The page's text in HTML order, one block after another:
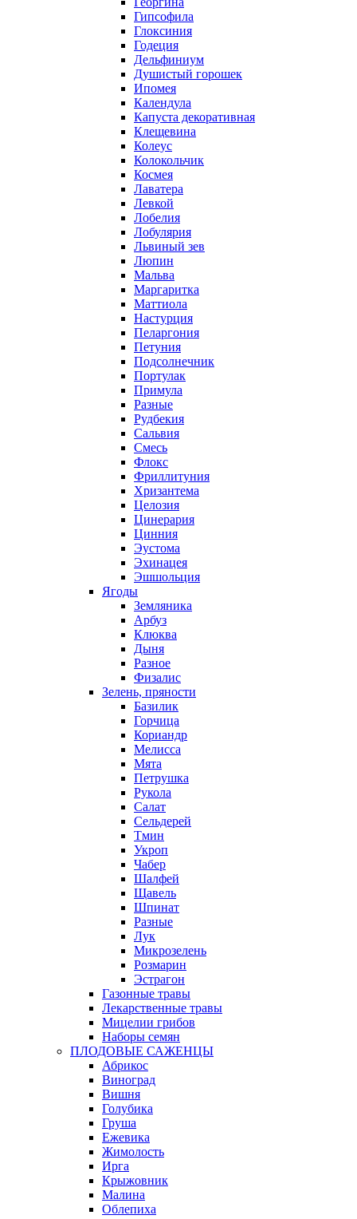
Гипсофила
Глоксиния
Годеция
Дельфиниум
Душистый горошек
Ипомея
Календула
Капуста декоративная
Клещевина
Колеус
Колокольчик
Космея
Лаватера
Левкой
Лобелия
Лобулярия
Львиный зев
Люпин
Мальва
Маргаритка
Маттиола
Настурция
Пеларгония
Петуния
Подсолнечник
Портулак
Примула
Разные
Рудбекия
Сальвия
Смесь
Флокс
Фриллитуния
Хризантема
Целозия
Цинерария
Цинния
Эустома
Эхинацея
Эшшольция
Ягоды
Земляника
Арбуз
Клюква
Дыня
Разное
Физалис
Зелень, пряности
Базилик
Горчица
Кориандр
Мелисса
Мята
Петрушка
Рукола
Салат
Сельдерей
Тмин
Укроп
Чабер
Шалфей
Щавель
Шпинат
Разные
Лук
Микрозелень
Розмарин
Эстрагон
Газонные травы
Лекарственные травы
Мицелии грибов
Наборы семян
ПЛОДОВЫЕ САЖЕНЦЫ
Абрикос
Виноград
Вишня
Голубика
Груша
Ежевика
Жимолость
Ирга
Крыжовник
Малина
Облепиха